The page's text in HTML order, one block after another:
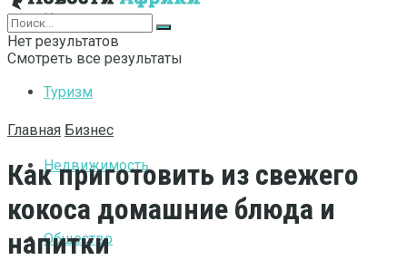
Интернет
Туризм
Недвижимость
Общество
Нет результатов
Смотреть все результаты
Главная Бизнес
Как приготовить из свежего
кокоса домашние блюда и
напитки